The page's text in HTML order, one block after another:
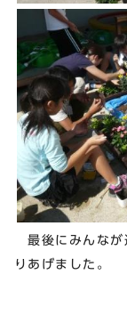
最後にみんなが
りあげました。